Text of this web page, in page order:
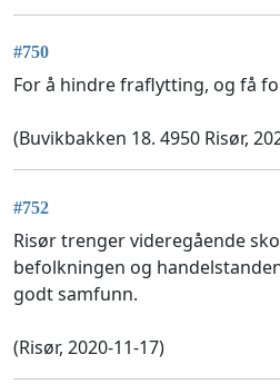
#750
For å hindre fraflytting, og få
(Buvikbakken 18. 4950 Risør,
#752
Risør trenger videregående
befolkningen og
godt samfunn.
(Risør, 2020-11-17)